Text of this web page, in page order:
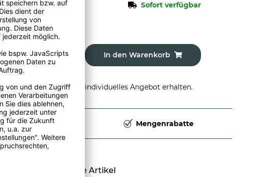
Sofort verfügbar
Versand
Stk In den Warenkorb
Anfrage stellen und individuelles Angebot erhalten.
in Deutschland Mengenrabatte
Ähnliche Artikel